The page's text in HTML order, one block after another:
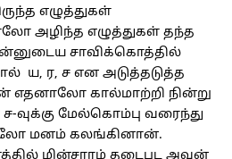
எழுத்துகள்
அழிந்த எழுத்துகள் தந்த
சாவிக்கொத்தில்
ய, ர, ச என அடுத்தடுத்த
எதனாலோ கால்மாற்றி நின்று
வுக்கு மேல்கொம்பு வரைந்து
மனம் கலங்கினான்.
மின்சாரம் தடைபட அவன்